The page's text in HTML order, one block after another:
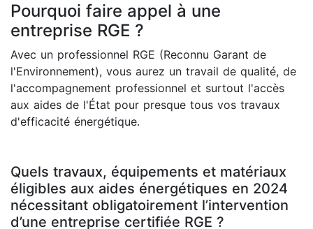
Pourquoi faire appel à une
entreprise RGE ?
Avec un professionnel RGE (Reconnu Garant de
l'Environnement), vous aurez un travail de qualité, de
l'accompagnement professionnel et surtout l'accès
aux aides de l'État pour presque tous vos travaux
d'efficacité énergétique.
Quels travaux, équipements et matériaux
éligibles aux aides énergétiques en 2024
nécessitant obligatoirement l’intervention
d’une entreprise certifiée RGE ?